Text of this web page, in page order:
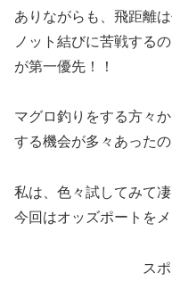
ありながらも、飛距離
ノット結びに苦戦する
が第一優先！！
マグロ釣りをする方々
する機会が多々あったの
私は、色々試してみて
今回はオッズポートを
ス